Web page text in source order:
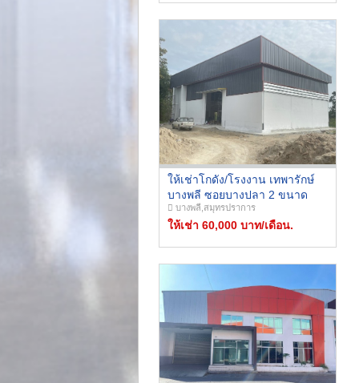
ให้เช่าโกดัง/โรงงาน เทพารักษ์
บางพลี ซอยบางปลา 2 ขนาด
500 ตร.ม. คอนเทนเนอร์เข้าได้
บางพลี,สมุทรปราการ
ให้เช่า 60,000 บาท/เดือน.